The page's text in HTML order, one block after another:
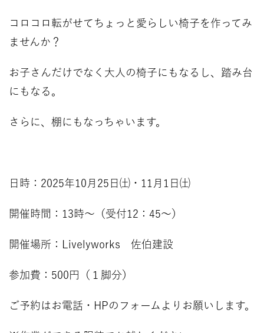
コロコロ転がせてちょっと愛らしい椅子を作ってみ
ませんか？
お子さんだけでなく大人の椅子にもなるし、踏み台
にもなる。
さらに、棚にもなっちゃいます。
日時：2025年10月25日㈯・11月1日㈯
開催時間：13時～（受付12：45～）
開催場所：Livelyworks 佐伯建設
参加費：500円（１脚分）
ご予約はお電話・HPのフォームよりお願いします。